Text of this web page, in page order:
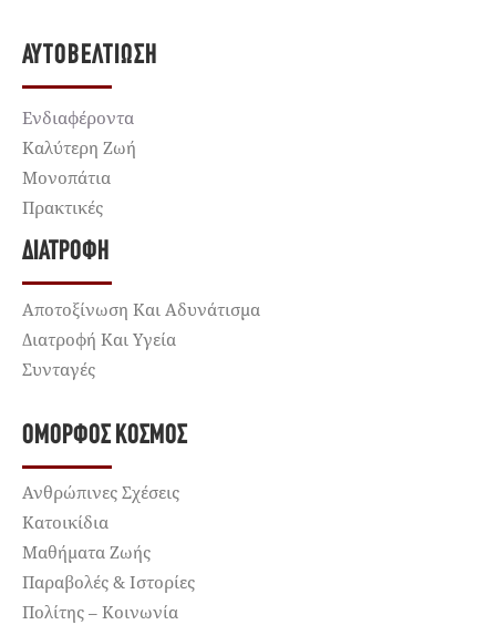
ΑΥΤΟΒΕΛΤΊΩΣΗ
Ενδιαφέροντα
Καλύτερη Ζωή
Μονοπάτια
Πρακτικές
ΔΙΑΤΡΟΦΉ
Αποτοξίνωση Και Αδυνάτισμα
Διατροφή Και Υγεία
Συνταγές
ΌΜΟΡΦΟΣ ΚΌΣΜΟΣ
Ανθρώπινες Σχέσεις
Κατοικίδια
Μαθήματα Ζωής
Παραβολές & Ιστορίες
Πολίτης – Κοινωνία